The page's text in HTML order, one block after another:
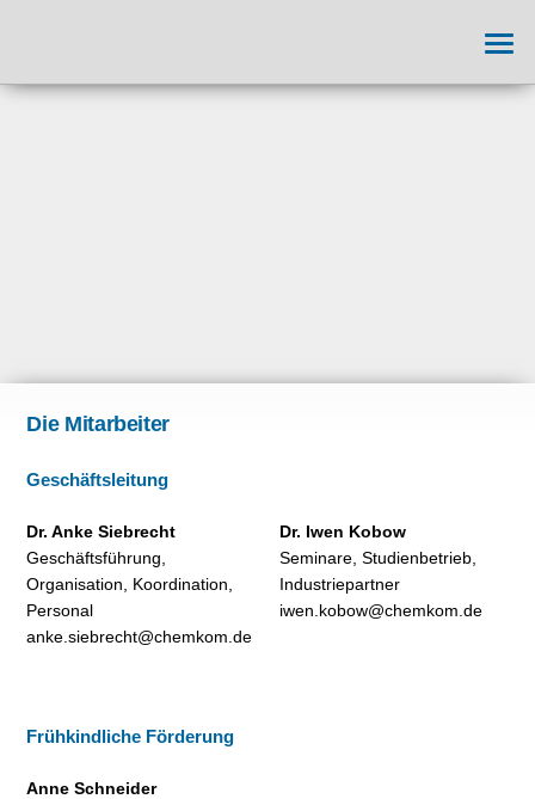
Die Mitarbeiter
Geschäftsleitung
Dr. Anke Siebrecht
Geschäftsführung,
Organisation, Koordination,
Personal
anke.siebrecht@chemkom.de
Dr. Iwen Kobow
Seminare, Studienbetrieb,
Industriepartner
iwen.kobow@chemkom.de
Frühkindliche Förderung
Anne Schneider